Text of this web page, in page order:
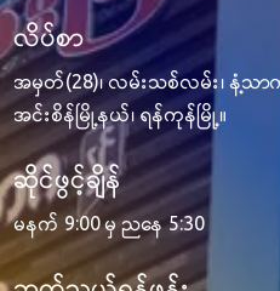
လိပ်စာ
အမှတ်(28)၊ လမ်းသစ်လမ်း၊ နံ့သ
အင်းစိန်မြို့နယ်၊ ရန်ကုန်မြို့။
ဆိုင်ဖွင့်ချိန်
မနက် 9:00 မှ ညနေ 5:30